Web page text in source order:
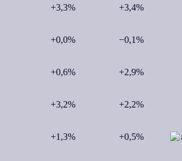
+3,3% +3,4%
+0,0% −0,1%
+0,6% +2,9%
+3,2% +2,2%
+1,3% +0,5%